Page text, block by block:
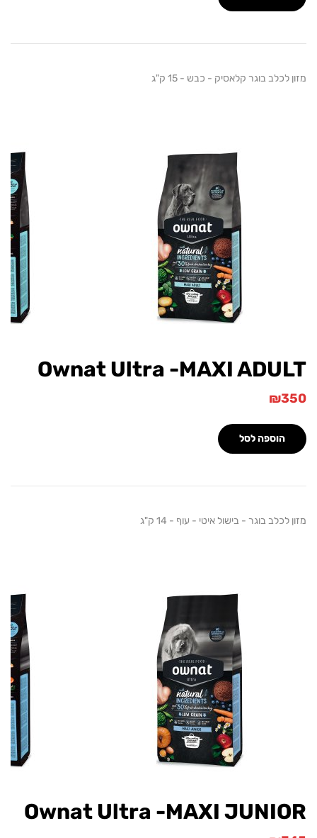
בוגר קלאסיק - כבש - 15 ק"ג
Ownat Ultra -MAXI
₪
הוספה לסל
בוגר - בישול איטי - עוף - 14 ק"ג
Ownat Ultra -MAXI